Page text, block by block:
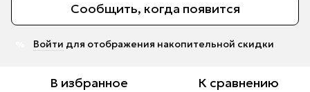
Сообщить, когда появится
Войти для отображения накопительной скидки
В избранное К сравнению